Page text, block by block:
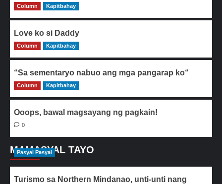
0
Column Kapitbahay
Love ko si Daddy
0
Column Kapitbahay
“Sa sementaryo nabuo ang mga pangarap ko“
0
Column Kapitbahay
Ooops, bawal magsayang ng pagkain!
0
MAMASYAL TAYO
Pasyal Pasyal
Turismo sa Northern Mindanao, unti-unti nang